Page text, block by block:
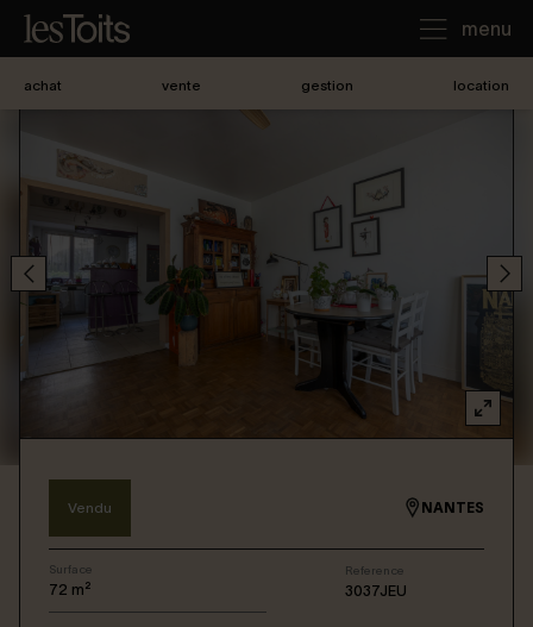
menu
Je loue
Je vends
Connexion / Inscription
achat vente gestion location
Vendu NANTES
Surface
72 m²
Reference
3037JEU